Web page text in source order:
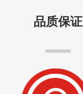
品质保证